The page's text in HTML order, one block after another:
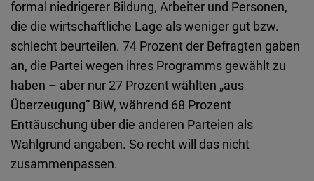
formal niedrigerer Bildung, Arbeiter und Personen,
die die wirtschaftliche Lage als weniger gut bzw.
schlecht beurteilen. 74 Prozent der Befragten gaben
an, die Partei wegen ihres Programms gewählt zu
haben – aber nur 27 Prozent wählten „aus
Überzeugung“ BiW, während 68 Prozent
Enttäuschung über die anderen Parteien als
Wahlgrund angaben. So recht will das nicht
zusammenpassen.